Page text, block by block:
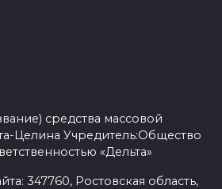
средства массовой
Целина Учредитель:Общество
«Дельта»
347760, Ростовская область,